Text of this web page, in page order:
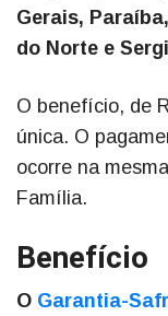
Gerais,
do Norte e
O benefício, de
única. O
ocorre na
Família.
Benefício
O Garantia-